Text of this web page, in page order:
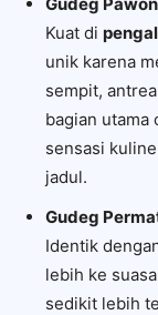
Kuat di
unik karena
sempit,
bagian utama
sensasi
jadul.
Gudeg
Identik
lebih ke
sedikit lebih